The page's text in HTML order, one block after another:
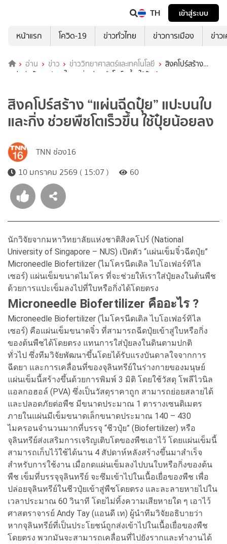
TH
เข้าสู่ระบบ
หน้าแรก
โควิด-19 ข่าวทั่วไทย ข่าวการเมือง ข่าว
อ่าน ข่าว ข่าววิทยาศาสตร์และเทคโนโลยี
สิงคโปร์สร้าง
“แผ่นฉีดปุ๋ย” แปะบนใบและกิ่ง ช่วยพืชโตเร็วขึ้น ใช้ปุ๋ยน้อยลง
สิงคโปร์สร้าง “แผ่นฉีดปุ๋ย” แปะบนใบ
และกิ่ง ช่วยพืชโตเร็วขึ้น ใช้ปุ๋ยน้อยลง
TNN ช่อง16
10 มกราคม 2569 ( 15:07 )
60
นักวิจัยจากมหาวิทยาลัยแห่งชาติสิงคโปร์ (National
University of Singapore – NUS) เปิดตัว “แผ่นเข็มจิ๋วฉีดปุ๋ย”
Microneedle Biofertilizer (ไมโครนีดเดิล ไบโอเฟอร์ทิไล
เซอร์) แผ่นเข็มขนาดไมโคร ที่จะช่วยให้เราใส่ปุ๋ยลงในต้นพืช
ด้วยการแปะเข็มลงไปที่ใบหรือกิ่งได้โดยตรง
Microneedle Biofertilizer คืออะไร ?
Microneedle Biofertilizer (ไมโครนีดเดิล ไบโอเฟอร์ทิไล
เซอร์) คือแผ่นเข็มขนาดจิ๋ว ที่สามารถฉีดปุ๋ยเข้าสู่ใบหรือกิ่ง
ของต้นพืชได้โดยตรง แทนการใส่ปุ๋ยลงในดินตามปกติ
ทั่วไป ซึ่งทีมวิจัยพัฒนาขึ้นโดยได้รับแรงบันดาลใจจากการ
ฉีดยา และการเคลื่อนที่ของจุลินทรีย์ในร่างกายของมนุษย์
แผ่นเข็มนี้สร้างขึ้นด้วยการพิมพ์ 3 มิติ โดยใช้วัสดุ โพลีไวนิล
แอลกอฮอล์ (PVA) ซึ่งเป็นวัสดุราคาถูก สามารถย่อยสลายได้
และปลอดภัยต่อพืช มีขนาดประมาณ 1 ตารางเซนติเมตร
ภายในแผ่นมีเข็มขนาดเล็กขนาดประมาณ 140 – 430
ไมครอนจำนวนมากที่บรรจุ “ชีวปุ๋ย” (Biofertilizer) หรือ
จุลินทรีย์ส่งเสริมการเจริญเติบโตของพืชเอาไว้ โดยแผ่นเข็มนี้
สามารถเก็บไว้ใช้ได้นาน 4 สัปดาห์หลังสร้างขึ้นมาสำเร็จ
สำหรับการใช้งาน เมื่อกดแผ่นเข็มลงไปบนใบหรือกิ่งของต้น
พืช เข็มที่บรรจุจุลินทรีย์ จะซึมเข้าไปในเนื้อเยื่อของพืช เพื่อ
ปล่อยจุลินทรีย์ในชีวปุ๋ยเข้าสู่พืชโดยตรง และละลายหายไปใน
เวลาประมาณ 60 วินาที โดยไม่ทิ้งความเสียหายใด ๆ เอาไว้
ศาสตราจารย์ Andy Tay (แอนดี เท) ผู้นำทีมวิจัยอธิบายว่า
หากจุลินทรีย์ที่เป็นประโยชน์ถูกส่งเข้าไปในเนื้อเยื่อของพืช
โดยตรง พวกมันจะสามารถเคลื่อนที่ไปยังรากและทำงานได้